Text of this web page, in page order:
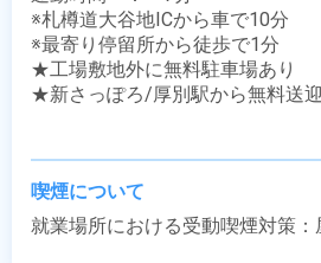
※札樽道大谷地ICから車で10分
※最寄り停留所から徒歩で1分
★工場敷地外に無料駐車場あり
★新さっぽろ/厚別駅から無料送
喫煙について
就業場所における受動喫煙対策